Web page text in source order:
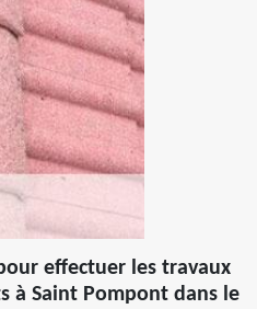
effectuer les travaux
à Saint Pompont dans le